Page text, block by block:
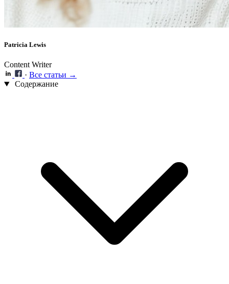
Patricia Lewis
Content Writer
· Все статьи →
Содержание